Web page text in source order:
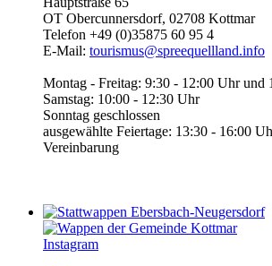
OT Obercunnersdorf, 02708 Kottmar
Telefon +49 (0)35875 60 95 4
E-Mail: tourismus@spreequellland.info
Montag - Freitag: 9:30 - 12:00 Uhr und
Samstag: 10:00 - 12:30 Uhr
Sonntag geschlossen
ausgewählte Feiertage: 13:30 - 16:00
Vereinbarung
Instagram